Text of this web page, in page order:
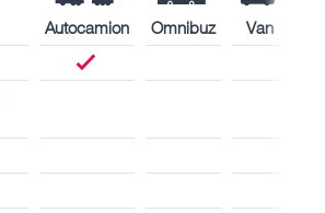
Autocamion Omnibuz
Van